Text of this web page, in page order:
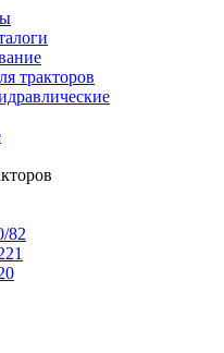
тракторов
82